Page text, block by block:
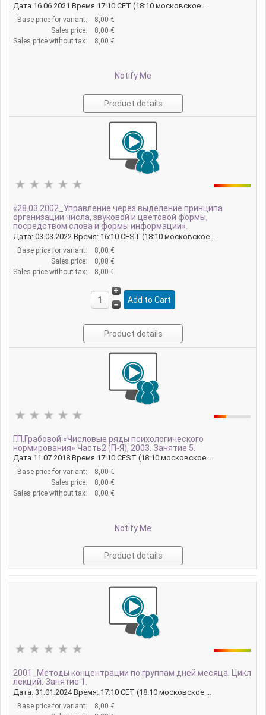
Дата 16.06.2021 Время 17:10 CET (18:10 московское ...
Base price for variant:
8,00 €
Sales price:
8,00 €
Sales price without tax:
8,00 €
Notify Me
Product details
«28.03.2002_Управление через выделение принципа
организации числа, звуковой и цветовой формы,
посредством слова и формы информации».
Дата: 03.03.2022 Время: 16:10 CEST (18:10 московское ...
Base price for variant:
8,00 €
Sales price:
8,00 €
Sales price without tax:
8,00 €
Product details
Г.П.Грабовой «Числовые ряды психологического
нормирования» Часть2 (П-Я), 2003. Занятие 5.
Дата 11.07.2018 Время 17:10 CEST (18:10 московское ...
Base price for variant:
8,00 €
Sales price:
8,00 €
Sales price without tax:
8,00 €
Notify Me
Product details
2001_Методы концентрации по группам дней месяца. Цикл
лекций. Занятие 1.
Дата: 31.01.2024 Время: 17:10 CET (18:10 московское ...
Base price for variant:
8,00 €